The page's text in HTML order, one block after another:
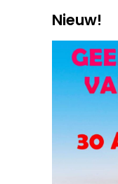
Nieuw!